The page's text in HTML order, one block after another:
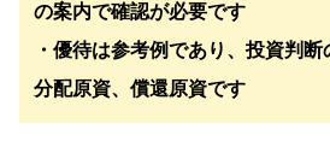
の案内で確認が必要です
・優待は参考例であり、投資判断
分配原資、償還原資です